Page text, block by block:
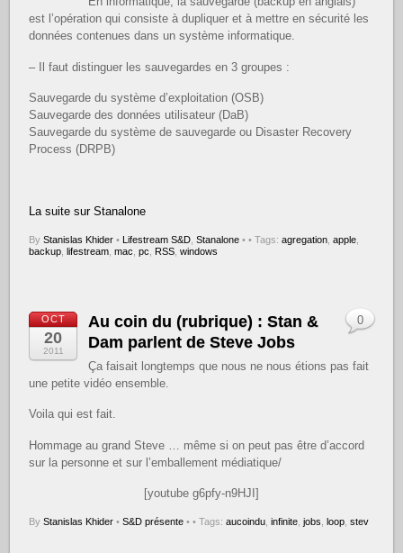
est l’opération qui consiste à dupliquer et à mettre en sécurité les
données contenues dans un système informatique.
– Il faut distinguer les sauvegardes en 3 groupes :
Sauvegarde du système d’exploitation (OSB)
Sauvegarde des données utilisateur (DaB)
Sauvegarde du système de sauvegarde ou Disaster Recovery
Process (DRPB)
La suite sur Stanalone
ByStanislas Khider • Lifestream S&D ,Stanalone • • Tags:agregation ,apple
backup ,lifestream ,mac ,pc RSS ,windows
OCT
20
2011
Au coin du (rubrique) : Stan &
Dam parlent de Steve Jobs
Ça faisait longtemps que nous ne nous étions pas fait
une petite vidéo ensemble.
Voila qui est fait.
Hommage au grand Steve … même si on peut pas être d’accord
sur la personne et sur l’emballement médiatique/
[youtube g6pfy-n9HJI]
ByStanislas Khider • S&D présente •
0
• Tags:aucoindu ,infinite ,jobs ,loop ,stev